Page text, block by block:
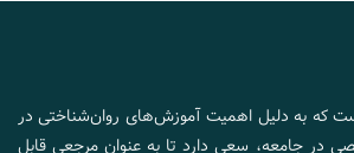
که به دلیل اهمیت آموزش‌های روان‌شناختی در
جامعه، سعی دارد تا به عنوان مرجعی قابل